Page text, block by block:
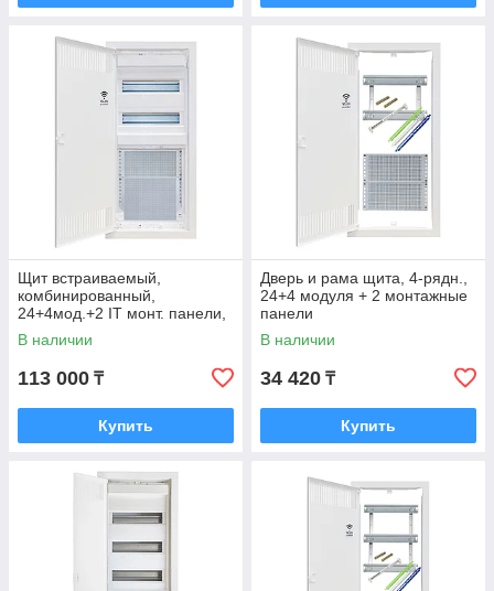
Щит встраиваемый,
комбинированный,
24+4мод.+2 IT монт. панели,
металл.дверца
В наличии
113 000 ₸
Купить
Дверь и рама щита, 4-рядн.,
24+4 модуля + 2 монтажные
панели
В наличии
34 420 ₸
Купить